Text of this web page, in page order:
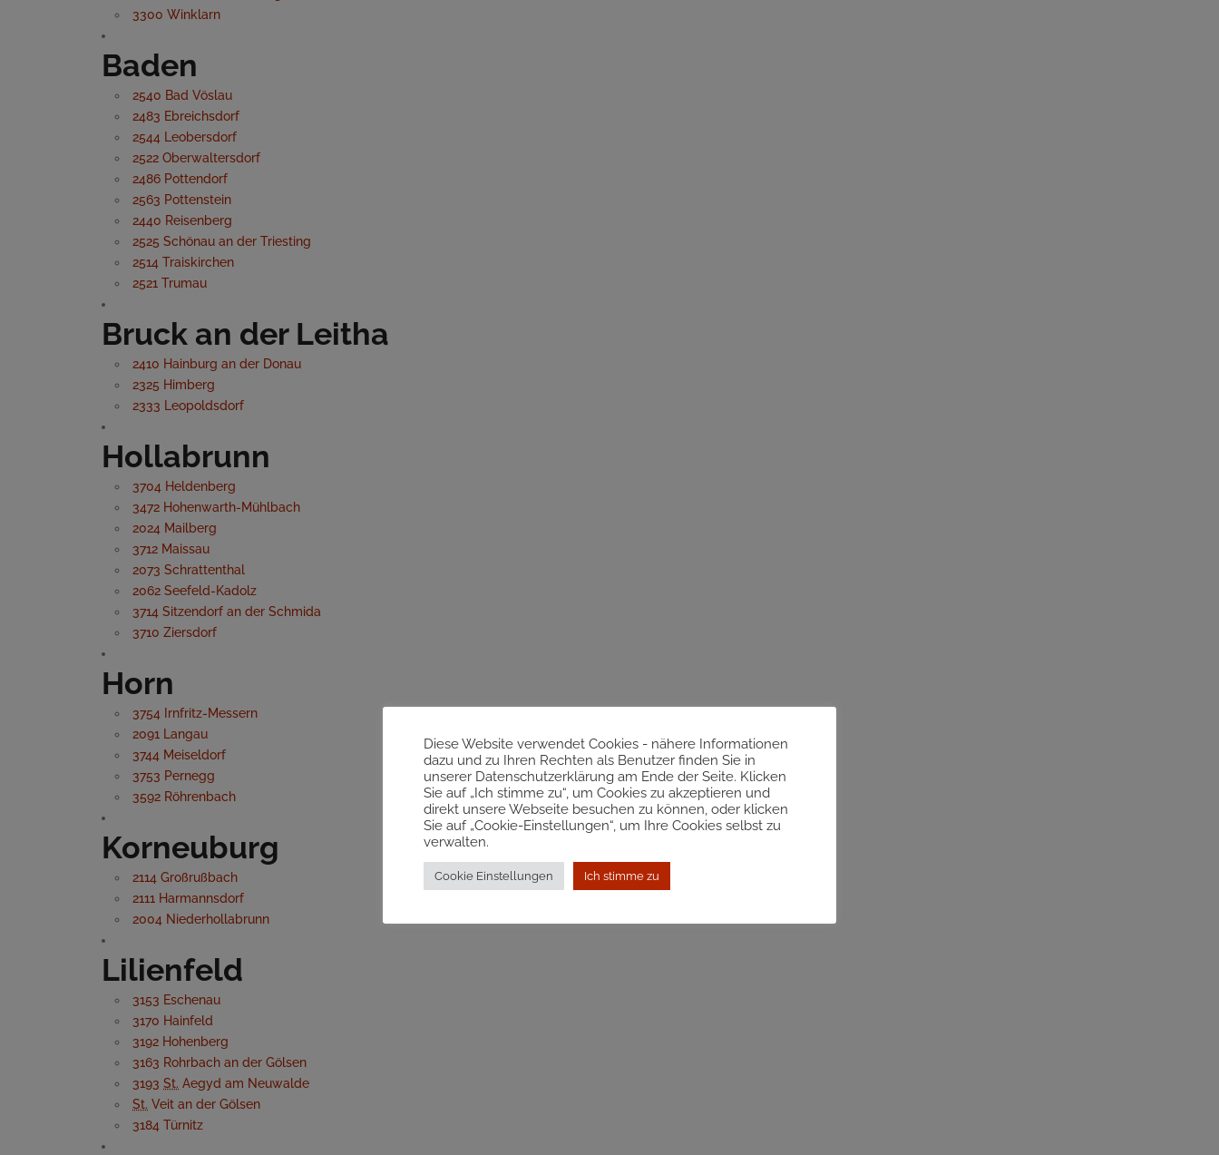
3300 Winklarn
Baden
2540 Bad Vöslau
2483 Ebreichsdorf
2544 Leobersdorf
2522 Oberwaltersdorf
2486 Pottendorf
2563 Pottenstein
2440 Reisenberg
2525 Schönau an der Triesting
2514 Traiskirchen
2521 Trumau
Bruck an der Leitha
2410 Hainburg an der Donau
2325 Himberg
2333 Leopoldsdorf
Hollabrunn
3704 Heldenberg
3472 Hohenwarth-Mühlbach
2024 Mailberg
3712 Maissau
2073 Schrattenthal
2062 Seefeld-Kadolz
3714 Sitzendorf an der Schmida
3710 Ziersdorf
Horn
3754 Irnfritz-Messern
2091 Langau
3744 Meiseldorf
3753 Pernegg
3592 Röhrenbach
Korneuburg
2114 Großrußbach
2111 Harmannsdorf
2004 Niederhollabrunn
Lilienfeld
3153 Eschenau
3170 Hainfeld
3192 Hohenberg
3163 Rohrbach an der Gölsen
3193 St. Aegyd am Neuwalde
St. Veit an der Gölsen
3184 Türnitz
Diese Website verwendet Cookies - nähere Informationen
dazu und zu Ihren Rechten als Benutzer finden Sie in
unserer Datenschutzerklärung am Ende der Seite. Klicken
Sie auf „Ich stimme zu“, um Cookies zu akzeptieren und
direkt unsere Webseite besuchen zu können, oder klicken
Sie auf „Cookie-Einstellungen“, um Ihre Cookies selbst zu
verwalten.
Cookie Einstellungen Ich stimme zu